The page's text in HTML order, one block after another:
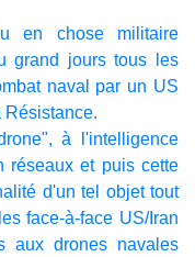
en chose militaire
grand jours tous les
naval par un US
Résistance.
à l'intelligence
réseaux et puis cette
d'un tel objet tout
face-à-face US/Iran
aux drones navales